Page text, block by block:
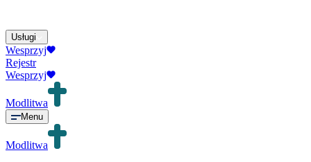
Usługi
Wesprzyj
Rejestr
Wesprzyj
Modlitwa
Menu
Modlitwa